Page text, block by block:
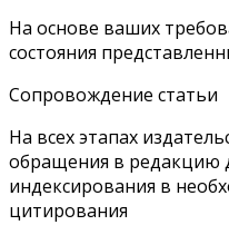
На основе ваших
состояния
Сопровождение статьи
На всех этапах
обращения в редакцию
индексирования в
цитирования